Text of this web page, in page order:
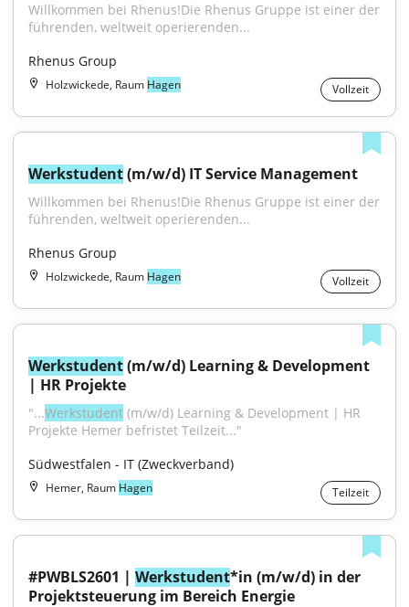
Willkommen bei Rhenus!Die Rhenus Gruppe ist einer der
führenden, weltweit operierenden...
Rhenus Group
Holzwickede, Raum Hagen Vollzeit
Werkstudent (m/w/d) IT Service Management
Willkommen bei Rhenus!Die Rhenus Gruppe ist einer der
führenden, weltweit operierenden...
Rhenus Group
Holzwickede, Raum Hagen Vollzeit
Werkstudent (m/w/d) Learning & Development
| HR Projekte
"...Werkstudent (m/w/d) Learning & Development | HR
Projekte ​Hemer ​befristet ​Teilzeit..."
Südwestfalen - IT (Zweckverband)
Hemer, Raum Hagen Teilzeit
#PWBLS2601 | Werkstudent*in (m/w/d) in der
Projektsteuerung im Bereich Energie